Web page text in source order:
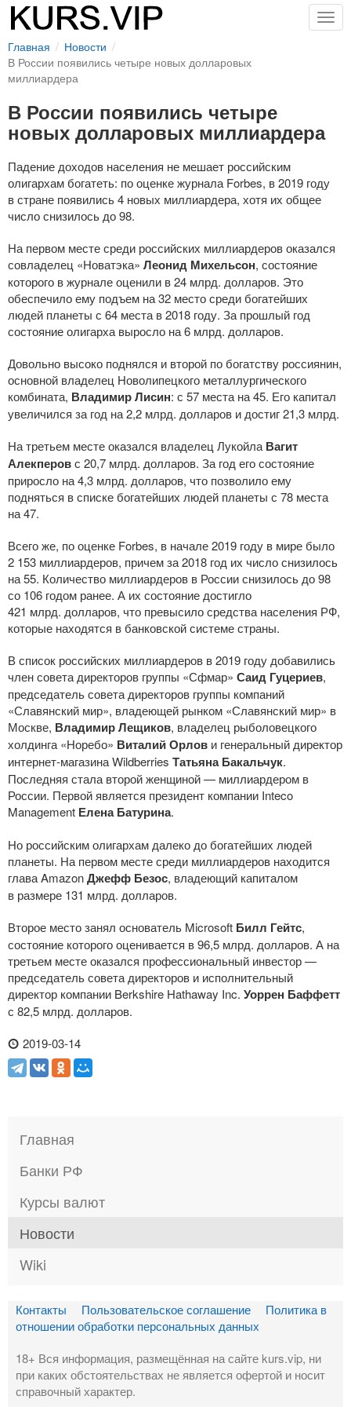
Главная
Новости
В России появились четыре новых долларовых
миллиардера
В России появились четыре
новых долларовых миллиардера
Падение доходов населения не мешает российским
олигархам богатеть: по оценке журнала Forbes, в 2019 году
в стране появились 4 новых миллиардера, хотя их общее
число снизилось до 98.
На первом месте среди российских миллиардеров оказался
совладелец «Новатэка» Леонид Михельсон, состояние
которого в журнале оценили в 24 млрд. долларов. Это
обеспечило ему подъем на 32 место среди богатейших
людей планеты с 64 места в 2018 году. За прошлый год
состояние олигарха выросло на 6 млрд. долларов.
Довольно высоко поднялся и второй по богатству россиянин,
основной владелец Новолипецкого металлургического
комбината, Владимир Лисин: с 57 места на 45. Его капитал
увеличился за год на 2,2 млрд. долларов и достиг 21,3 млрд.
На третьем месте оказался владелец Лукойла Вагит
Алекперовс 20,7 млрд. долларов. За год его состояние
приросло на 4,3 млрд. долларов, что позволило ему
подняться в списке богатейших людей планеты с 78 места
на 47.
Всего же, по оценке Forbes, в начале 2019 году в мире было
2 153 миллиардеров, причем за 2018 год их число снизилось
на 55. Количество миллиардеров в России снизилось до 98
со 106 годом ранее. А их состояние достигло
421 млрд. долларов, что превысило средства населения РФ,
которые находятся в банковской системе страны.
В список российских миллиардеров в 2019 году добавились
член совета директоров группы «Сфмар» Саид Гуцериев,
председатель совета директоров группы компаний
«Славянский мир», владеющей рынком «Славянский мир» в
Москве, Владимир Лещиков, владелец рыболовецкого
холдинга «Норебо» Виталий Орлов и генеральный директор
интернет-магазинаWildberries Татьяна Бакальчук.
Последняя стала второй женщиной — миллиардером в
России. Первой является президент компании Inteco
Management Елена Батурина.
Но российским олигархам далеко до богатейших людей
планеты. На первом месте среди миллиардеров находится
глава AmazonДжефф Безос, владеющий капиталом
в размере 131 млрд. долларов.
Второе место занял основатель Microsoft Билл Гейтс,
состояние которого оценивается в 96,5 млрд. долларов. А на
третьем месте оказался профессиональный инвестор —
председатель совета директоров и исполнительный
директор компании Berkshire Hathaway Inc. Уоррен Баффетт
с 82,5 млрд. долларов.
2019-03-14
Главная
Банки РФ
Курсы валют
Новости
Wiki
Контакты Пользовательское соглашение
Политика в
отношении обработки персональных данных
18+ Вся информация, размещённая на сайте kurs.vip, ни
при каких обстоятельствах не является офертой и носит
справочный характер.